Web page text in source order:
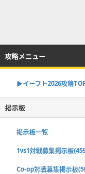
攻略メニュー
▶イーフト2026攻略
掲示板
掲示板一覧
1vs1対戦募集掲示板
Co-op対戦募集掲示板